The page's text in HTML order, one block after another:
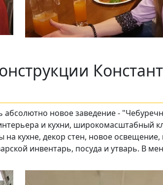
абсолютно новое заведение -
и кухни, широкомасштабный
кухне, декор стен, новое
инвентарь, посуда и утварь. В